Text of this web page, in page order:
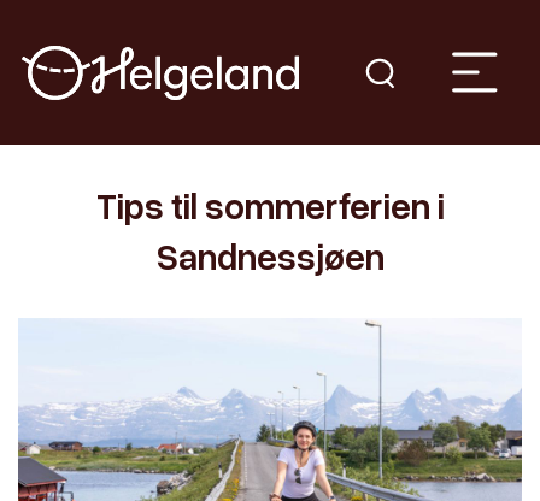
Tips til sommerferien i
Sandnessjøen